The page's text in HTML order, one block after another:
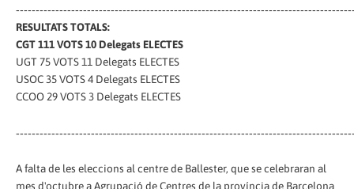
RESULTATS TOTALS:
CGT 111 VOTS 10 Delegats ELECTES
UGT 75 VOTS 11 Delegats ELECTES
USOC 35 VOTS 4 Delegats ELECTES
CCOO 29 VOTS 3 Delegats ELECTES
A falta de les eleccions al centre de Ballester, que se celebraran al
mes d'octubre a Agrupació de Centres de la província de Barcelona